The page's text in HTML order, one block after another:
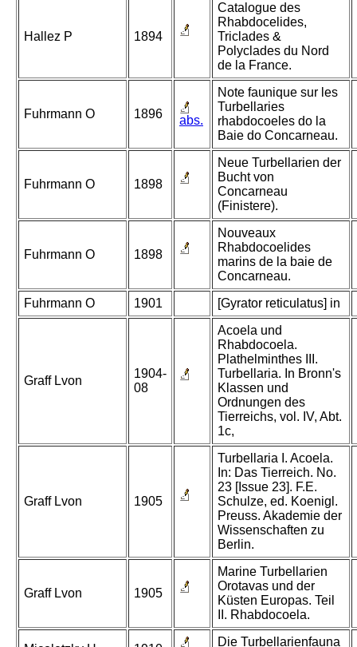
Hallez P 1894
Catalogue des
Rhabdocelides,
Triclades &
Polyclades du Nord
de la France.
Fuhrmann O 1896 abs.
Note faunique sur les
Turbellaries
rhabdocoeles do la
Baie do Concarneau.
Fuhrmann O 1898
Neue Turbellarien der
Bucht von
Concarneau
(Finistere).
Fuhrmann O 1898
Nouveaux
Rhabdocoelides
marins de la baie de
Concarneau.
Fuhrmann O
1901 [Gyrator reticulatus] in
Graff Lvon
1904-
08
Acoela und
Rhabdocoela.
Plathelminthes III.
Turbellaria. In Bronn's
Klassen und
Ordnungen des
Tierreichs, vol. IV, Abt.
1c,
Graff Lvon 1905
Turbellaria I. Acoela.
In: Das Tierreich. No.
23 [Issue 23]. F.E.
Schulze, ed. Koenigl.
Preuss. Akademie der
Wissenschaften zu
Berlin.
Graff Lvon 1905
Marine Turbellarien
Orotavas und der
Küsten Europas. Teil
II. Rhabdocoela.
Die Turbellarienfauna